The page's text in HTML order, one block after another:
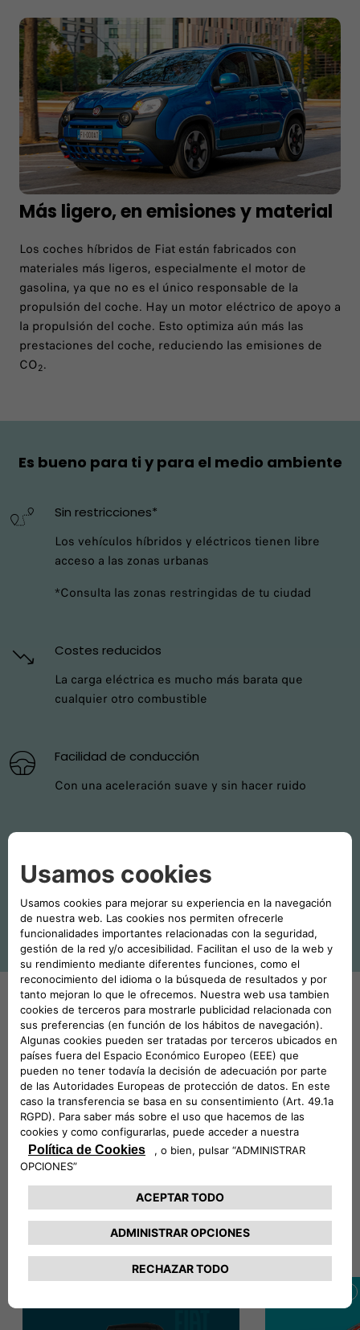
Más ligero, en emisiones y material
Los coches híbridos de Fiat están fabricados con
materiales más ligeros, especialmente el motor de
gasolina, ya que no es el único responsable de la
propulsión del coche. Hay un motor eléctrico de apoyo a
la propulsión del coche. Esto optimiza aún más las
prestaciones del coche, reduciendo las emisiones de
CO2.
Es bueno para ti y para el medio ambiente
Sin restricciones*
Los vehículos híbridos y eléctricos tienen libre
acceso a las zonas urbanas
*Consulta las zonas restringidas de tu ciudad
Costes reducidos
La carga eléctrica es mucho más barata que
cualquier otro combustible
Facilidad de conducción
Con una aceleración suave y sin hacer ruido
Es mucho más sencillo porque hay menos
mantener
Vehículos híbridos
Descubre toda la gama de coches híbridos que Fiat tiene
para ti, incluyendo modelos de coche híbrido, ideales para
reducir las emisiones de CO2 .
100% Eléctrico
Topolino 600